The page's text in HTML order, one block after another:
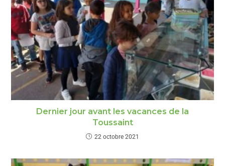
Dernier jour avant les vacances de la
Toussaint
22 octobre 2021